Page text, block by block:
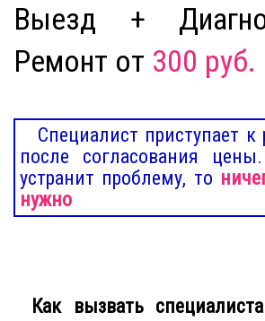
Выезд +
Ремонт от 300 руб.
Специалист приступает к
после согласования
устранит проблему, то
нужно
Как вызвать